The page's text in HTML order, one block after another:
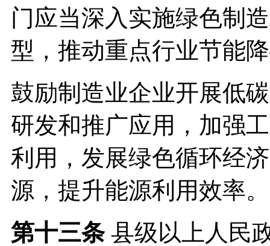
门应当深入实施绿色制
型，推动重点行业节能
鼓励制造业企业开展低
研发和推广应用，加强
利用，发展绿色循环经
源，提升能源利用效率。
第十三条县级以上人民